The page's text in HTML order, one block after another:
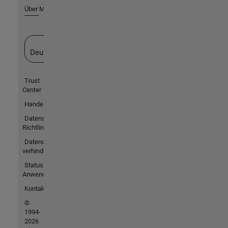
Über MathWorks
Deutschland
Trust
Center
Handelsmarken
Datenschutz-
Richtlinien
Datendiebstahl
verhindern
Status von
Anwendungen
Kontakt
©
1994-
2026